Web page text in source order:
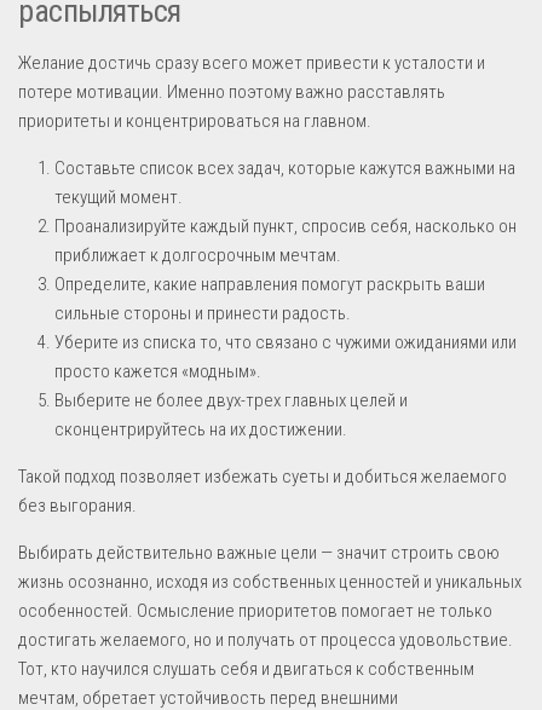
распыляться
Желание достичь сразу всего может привести к усталости и
потере мотивации. Именно поэтому важно расставлять
приоритеты и концентрироваться на главном.
Составьте список всех задач, которые кажутся важными на
текущий момент.
Проанализируйте каждый пункт, спросив себя, насколько он
приближает к долгосрочным мечтам.
Определите, какие направления помогут раскрыть ваши
сильные стороны и принести радость.
Уберите из списка то, что связано с чужими ожиданиями или
просто кажется «модным».
Выберите не более двух-трех главных целей и
сконцентрируйтесь на их достижении.
Такой подход позволяет избежать суеты и добиться желаемого
без выгорания.
Выбирать действительно важные цели — значит строить свою
жизнь осознанно, исходя из собственных ценностей и уникальных
особенностей. Осмысление приоритетов помогает не только
достигать желаемого, но и получать от процесса удовольствие.
Тот, кто научился слушать себя и двигаться к собственным
мечтам, обретает устойчивость перед внешними